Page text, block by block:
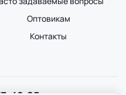
Оптовикам
Контакты